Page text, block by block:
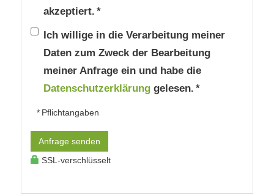
akzeptiert. *
Ich willige in die Verarbeitung meiner
Daten zum Zweck der Bearbeitung
meiner Anfrage ein und habe die
Datenschutzerklärunggelesen. *
* Pflichtangaben
Anfrage senden
SSL-verschlüsselt